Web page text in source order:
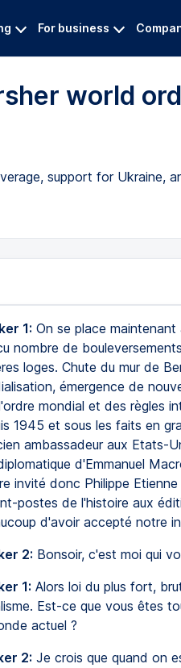
For business
world
support for
1: On se place
nombre de
loges. Chute du mur de
émergence de
mondial et des règles
1945 et sous les faits en
ambassadeur aux Etats-
d'Emmanuel
invité donc Philippe
postes de l'histoire aux
d'avoir accepté notre
2: Bonsoir, c'est moi qui
1: Alors loi du plus fort,
Est-ce que vous êtes
actuel ?
2: Je crois que quand on